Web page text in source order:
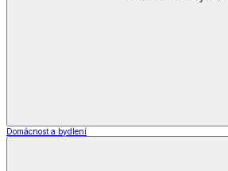
Domácnost a bydlení